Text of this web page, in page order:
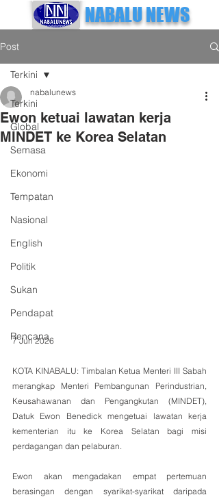
NABALU NEWS
Post
Terkini
Global
Semasa
Ekonomi
Tempatan
Nasional
English
Politik
Sukan
Pendapat
Rencana
Terkini
Ewon ketuai lawatan kerja
MINDET ke Korea Selatan
nabalunews
7 Jun 2026
KOTA KINABALU: Timbalan Ketua Menteri III Sabah
merangkap Menteri Pembangunan Perindustrian,
Keusahawanan dan Pengangkutan (MINDET),
Datuk Ewon Benedick mengetuai lawatan kerja
kementerian itu ke Korea Selatan bagi misi
perdagangan dan pelaburan.
Ewon akan mengadakan empat pertemuan
berasingan dengan syarikat-syarikat daripada